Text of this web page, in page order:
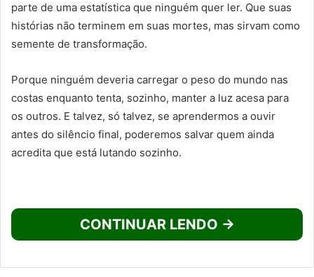
parte de uma estatística que ninguém quer ler. Que suas
histórias não terminem em suas mortes, mas sirvam como
semente de transformação.
Porque ninguém deveria carregar o peso do mundo nas
costas enquanto tenta, sozinho, manter a luz acesa para
os outros. E talvez, só talvez, se aprendermos a ouvir
antes do silêncio final, poderemos salvar quem ainda
acredita que está lutando sozinho.
CONTINUAR LENDO →